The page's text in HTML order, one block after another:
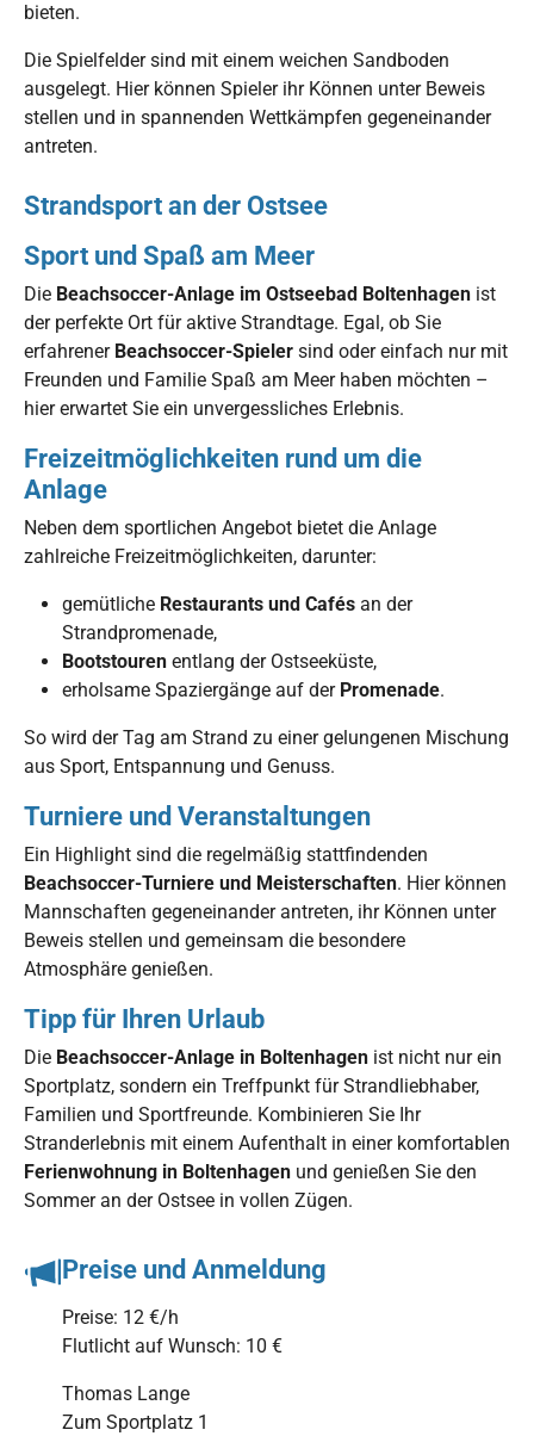
bieten.
Die Spielfelder sind mit einem weichen Sandboden
ausgelegt. Hier können Spieler ihr Können unter Beweis
stellen und in spannenden Wettkämpfen gegeneinander
antreten.
Strandsport an der Ostsee
Sport und Spaß am Meer
Die Beachsoccer-Anlage im Ostseebad Boltenhagen ist
der perfekte Ort für aktive Strandtage. Egal, ob Sie
erfahrener Beachsoccer-Spieler sind oder einfach nur mit
Freunden und Familie Spaß am Meer haben möchten –
hier erwartet Sie ein unvergessliches Erlebnis.
Freizeitmöglichkeiten rund um die
Anlage
Neben dem sportlichen Angebot bietet die Anlage
zahlreiche Freizeitmöglichkeiten, darunter:
gemütliche Restaurants und Cafés an der
Strandpromenade,
Bootstouren entlang der Ostseeküste,
erholsame Spaziergänge auf der Promenade.
So wird der Tag am Strand zu einer gelungenen Mischung
aus Sport, Entspannung und Genuss.
Turniere und Veranstaltungen
Ein Highlight sind die regelmäßig stattfindenden
Beachsoccer-Turniere und Meisterschaften. Hier können
Mannschaften gegeneinander antreten, ihr Können unter
Beweis stellen und gemeinsam die besondere
Atmosphäre genießen.
Tipp für Ihren Urlaub
Die Beachsoccer-Anlage in Boltenhagen ist nicht nur ein
Sportplatz, sondern ein Treffpunkt für Strandliebhaber,
Familien und Sportfreunde. Kombinieren Sie Ihr
Stranderlebnis mit einem Aufenthalt in einer komfortablen
Ferienwohnung in Boltenhagen und genießen Sie den
Sommer an der Ostsee in vollen Zügen.
Preise und Anmeldung
Preise: 12 €/h
Flutlicht auf Wunsch: 10 €
Thomas Lange
Zum Sportplatz 1